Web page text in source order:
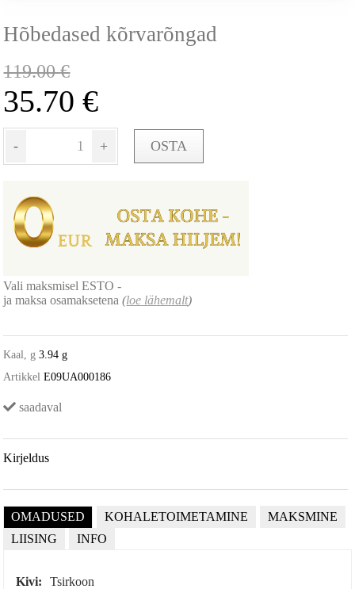
Hõbedased kõrvarõngad
119.00€
35.70€
- + OSTA
Vali maksmisel ESTO -
ja maksa osamaksetena(loe lähemalt)
Kaal, g 3.94 g
Artikkel E09UA000186
saadaval
Kirjeldus
OMADUSED KOHALETOIMETAMINE
MAKSMINE
LIISING
INFO
Kivi: Tsirkoon